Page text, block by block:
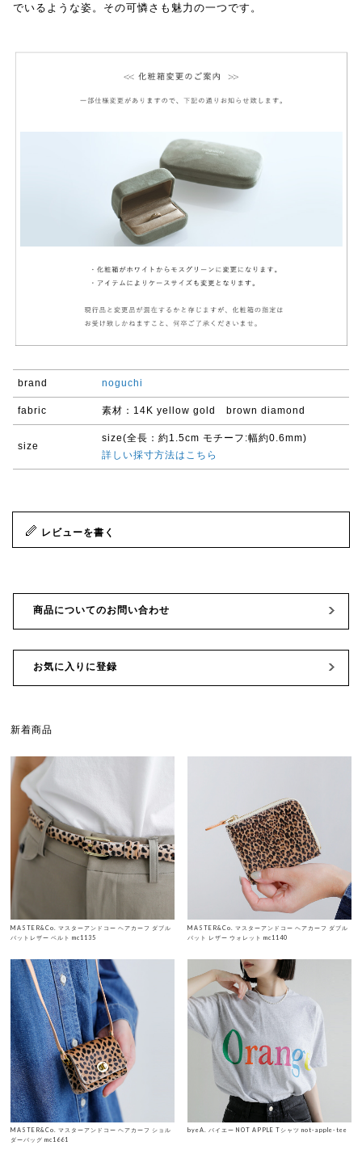
でいるような姿。その可憐さも魅力の一つです。
brand noguchi
fabric 素材：14K yellow gold brown diamond
size
size(全長：約1.5cm モチーフ:幅約0.6mm)
詳しい採寸方法はこちら
レビューを書く
商品についてのお問い合わせ
お気に入りに登録
新着商品
MASTER&Co. マスターアンドコー ヘアカーフ ダブル
バットレザー ベルト mc1135
MASTER&Co. マスターアンドコー ヘアカーフ ダブル
バット レザー ウォレット mc1140
MASTER&Co. マスターアンドコー ヘアカーフ ショル
ダーバッグ mc1661
byeA. バイエー NOT APPLE Tシャツ not-apple-tee